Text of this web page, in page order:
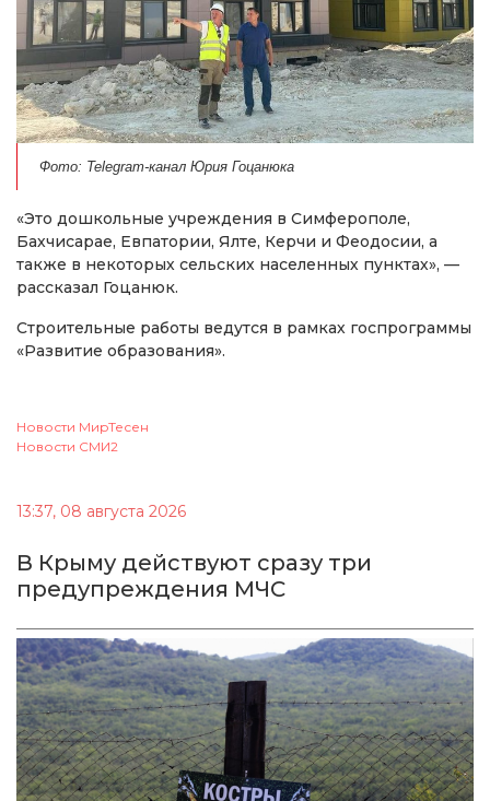
Фото: Telegram-канал Юрия Гоцанюка
«Это дошкольные учреждения в Симферополе,
Бахчисарае, Евпатории, Ялте, Керчи и Феодосии, а
также в некоторых сельских населенных пунктах», —
рассказал Гоцанюк.
Строительные работы ведутся в рамках госпрограммы
«Развитие образования».
Новости МирТесен
Новости СМИ2
13:37, 08 августа 2026
В Крыму действуют сразу три
предупреждения МЧС